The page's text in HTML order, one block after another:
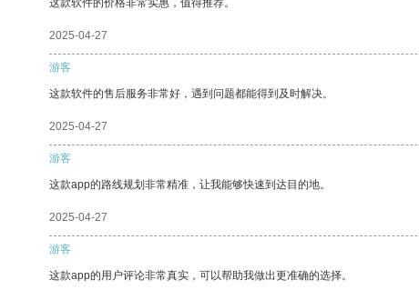
这款软件的价格非常实惠，值得推荐。
2025-04-27
游客
这款软件的售后服务非常好，遇到问题都能得到及时解决。
2025-04-27
游客
这款app的路线规划非常精准，让我能够快速到达目的地。
2025-04-27
游客
这款app的用户评论非常真实，可以帮助我做出更准确的选择。